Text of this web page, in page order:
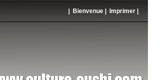
| Bienvenue | Imprimer